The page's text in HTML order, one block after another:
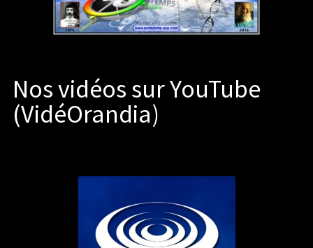
Nos vidéos sur YouTube
(VidéOrandia)